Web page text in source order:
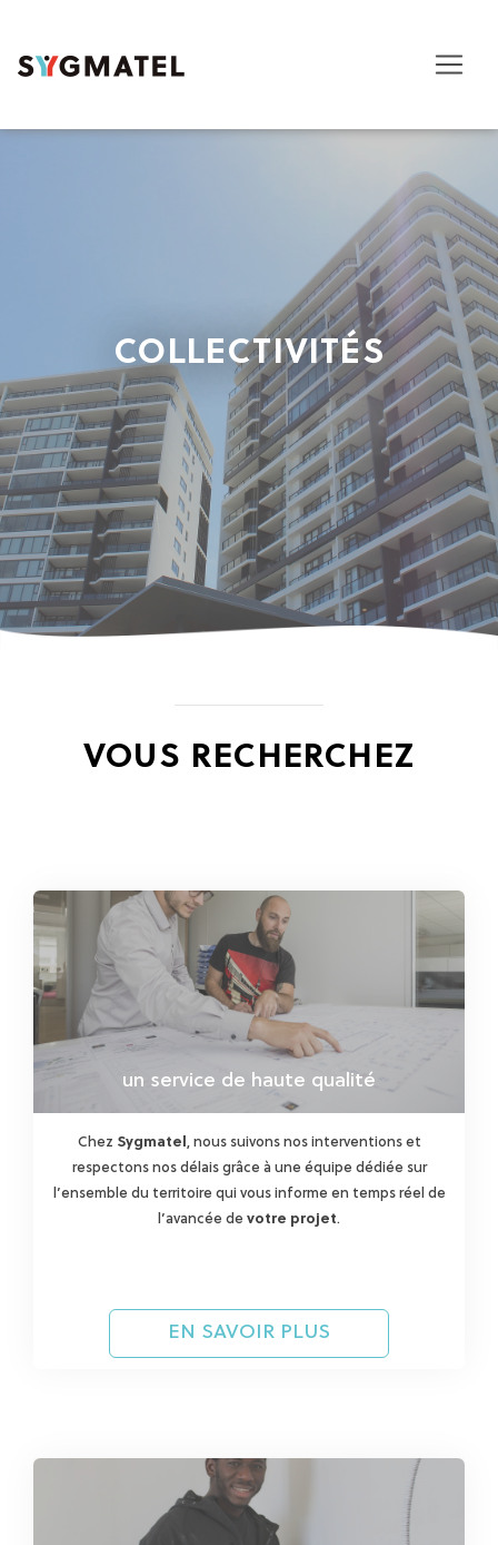
COLLECTIVITÉS
VOUS RECHERCHEZ
un service de haute qualité
Chez Sygmatel , nous suivons nos interventions et
respectons nos délais grâce à une équipe dédiée sur
l’ensemble du territoire qui vous informe en temps réel de
l’avancée de votre projet.
EN SAVOIR PLUS